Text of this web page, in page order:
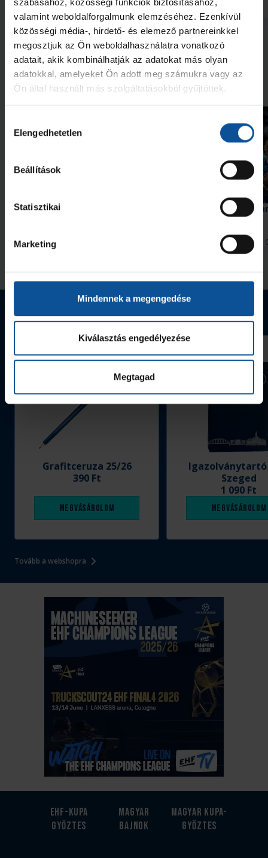
valamint weboldalforgalmunk elemzéséhez. Ezenkívül
közösségi média-, hirdető- és elemező partnereinkkel
megosztjuk az Ön weboldalhasználatra vonatkozó
adatait, akik kombinálhatják az adatokat más olyan
adatokkal, amelyeket Ön adott meg számukra vagy az
Ön által használt más szolgáltatásokból gyűjtöttek.
kiválasztása
Elengedhetetlen
Beállítások
Statisztikai
Marketing
Mindennek a megengedése
Kiválasztás engedélyezése
Megtagad
Megnézem az összeset
NB I 2026. júl. 29. NB I 2026. jún. 20.
További friss hírek
Handball Family
OTP Bank-PICK Szeged–HBC
2026. aug.
Hiába hajráztunk, a
Webshop termékek
Tovább a webshopra
Grafitceruza 25/26
390 Ft
Megvásárolom
Szeged
1 090 Ft
Megvásárolom
EHF-Kupa
győztes
Magyar
bajnok
Magyar kupa-
győztes